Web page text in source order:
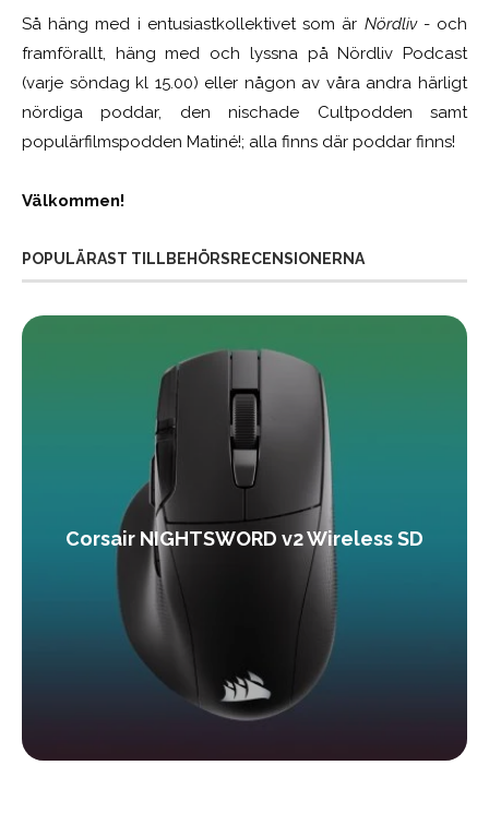
Så häng med i entusiastkollektivet som är Nördliv- och
framförallt, häng med och lyssna på Nördliv Podcast
(varje söndag kl 15.00) eller någon av våra andra härligt
nördiga poddar, den nischade Cultpodden samt
populärfilmspodden Matiné!; alla finns där poddar finns!
Välkommen!
POPULÄRAST TILLBEHÖRSRECENSIONERNA
Corsair NIGHTSWORD v2 Wireless SD